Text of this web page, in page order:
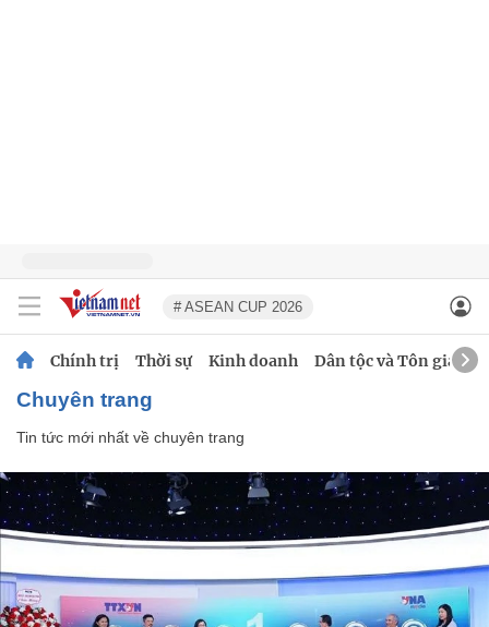
# ASEAN CUP 2026
Chính trị Thời sự Kinh doanh Dân tộc và Tôn giáo
chuyên trang
Tin tức mới nhất về chuyên trang